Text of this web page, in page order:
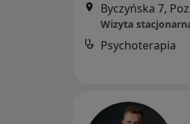
Byczyńska 7,
Wizyta
Psychoterapia